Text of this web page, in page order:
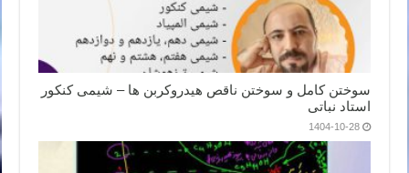
سوختن کامل و سوختن ناقص هیدروکربن ها – شیمی کنکور
استاد نباتی
1404-10-28